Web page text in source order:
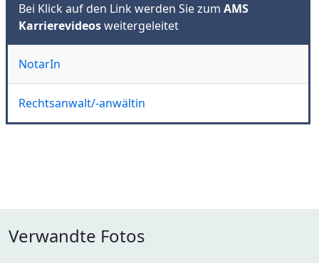
Bei Klick auf den Link werden Sie zum AMS
Karrierevideosweitergeleitet
NotarIn
Rechtsanwalt/-anwältin
Verwandte Fotos